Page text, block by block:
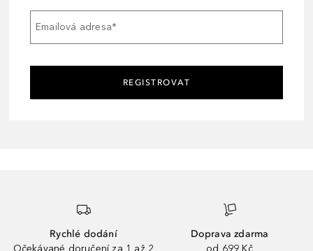
Emailová adresa*
REGISTROVAT
Rychlé dodání
Očekávané doručení za 1 až 2
Doprava zdarma
od 699 Kč